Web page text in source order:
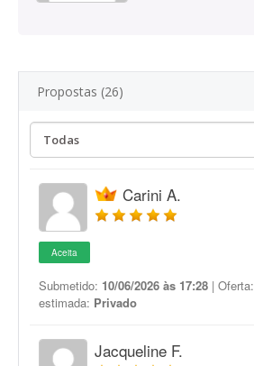
Propostas (26)
Carini A.
Aceita
Submetido: 10/06/2026 às 17:28 | Oferta:
estimada: Privado
Jacqueline F.